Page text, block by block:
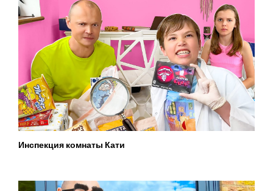
Инспекция комнаты Кати